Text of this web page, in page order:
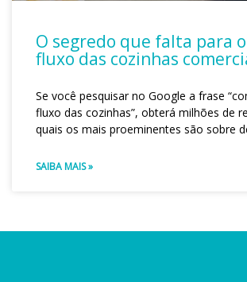
O segredo que falta para
fluxo das cozinhas
Se você pesquisar no Google a frase
fluxo das cozinhas”, obterá milhões de
quais os mais proeminentes são sobre
SAIBA MAIS »